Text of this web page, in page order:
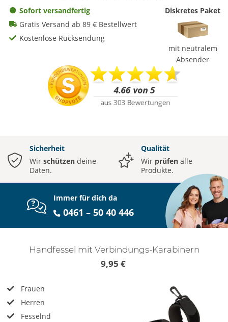
Sofort versandfertig
Gratis Versand ab 89 € Bestellwert
Kostenlose Rücksendung
Diskretes Paket
mit neutralem
Absender
Sicherheit
Wir schützen deine
Daten.
Qualität
Wir prüfen alle
Produkte.
Immer für dich da
0461 – 50 40 446
Handfessel mit Verbindungs-Karabinern
9,95 €
Frauen
Herren
Fesselnd